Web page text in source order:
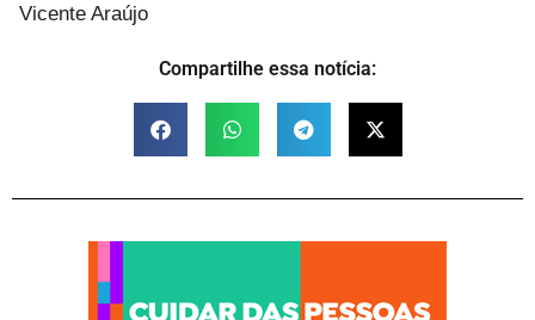
Vicente Araújo
Compartilhe essa notícia: